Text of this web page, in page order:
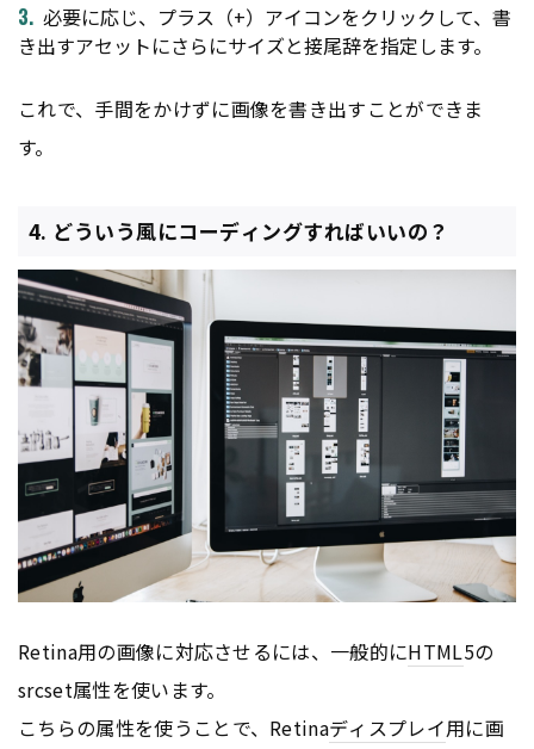
必要に応じ、プラス（+）アイコンをクリックして、書
き出すアセットにさらにサイズと接尾辞を指定します。
これで、手間をかけずに画像を書き出すことができま
す。
4. どういう風にコーディングすればいいの？
Retina用の画像に対応させるには、一般的にHTML5の
srcset属性を使います。
こちらの属性を使うことで、Retinaディスプレイ用に画